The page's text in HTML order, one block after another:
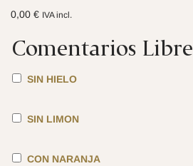
0,00 € IVA incl.
Comentarios Libre
SIN HIELO
SIN LIMON
CON NARANJA